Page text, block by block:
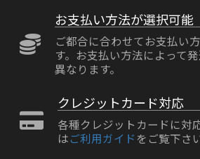
お支払い方法が選択可能
ご都合に合わせてお支払い
す。お支払い方法によって
異なります。
クレジットカード対応
各種クレジットカードに対
はご利用ガイド をご覧下さ